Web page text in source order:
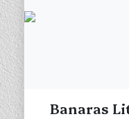
Banaras